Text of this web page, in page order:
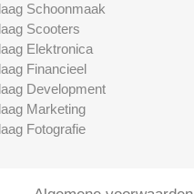
Schoonmaak
Scooters
Elektronica
Financieel
Development
Marketing
Fotografie